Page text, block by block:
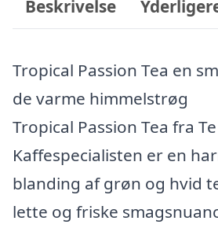
Beskrivelse
Tropical Passion Tea en
de varme himmelstrøg
Tropical Passion Tea fra
Kaffespecialisten er en
blanding af grøn og hvid
lette og friske